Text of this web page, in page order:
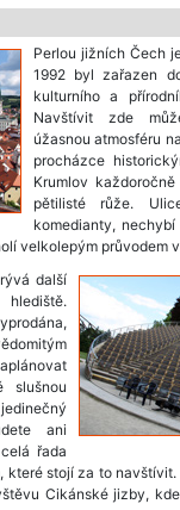
Perlou jižních Čech
1992 byl zařazen
kulturního a
Navštívit zde
úžasnou atmosféru
procházce
Krumlov
pětilisté růže.
komedianty,
velkolepým průvodem
další
slušnou
ani
řada
které stojí za to
Cikánské jizby,